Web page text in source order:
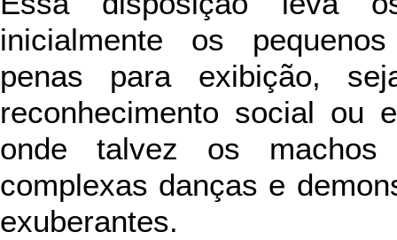
inicialmente os
penas para exibição,
reconhecimento social ou
onde talvez os machos
complexas danças e
exuberantes.